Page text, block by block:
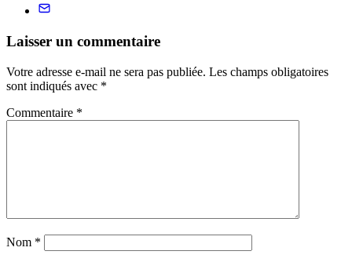
Laisser un commentaire
Votre adresse e-mail ne sera pas publiée. Les champs obligatoires
sont indiqués avec *
Commentaire *
Nom *